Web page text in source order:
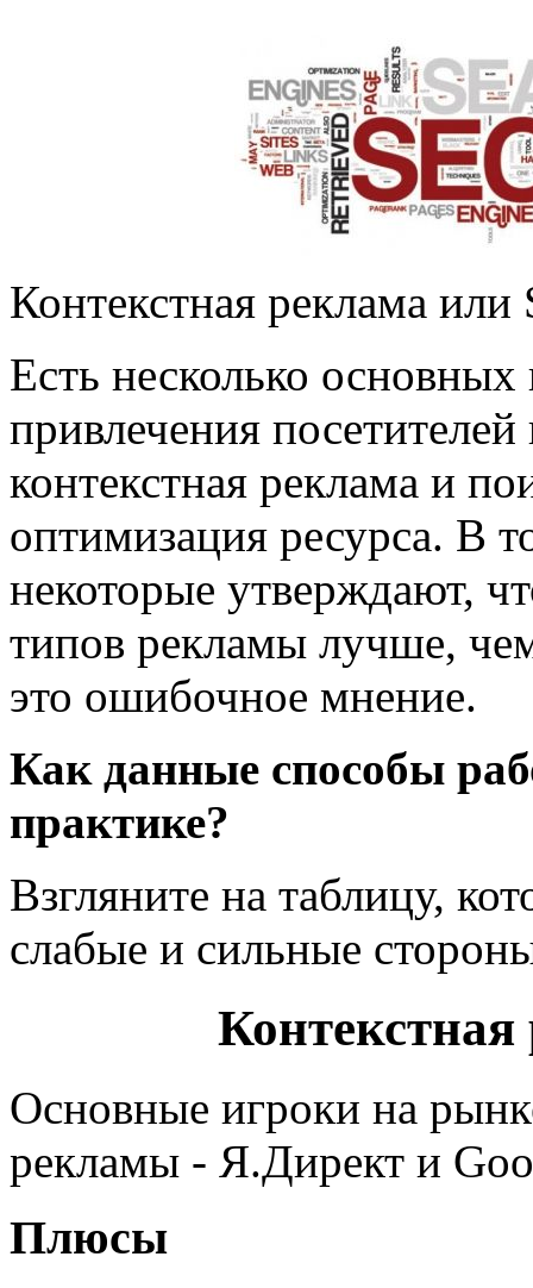
Контекстная реклама или
Есть несколько
привлечения
контекстная реклама и
оптимизация ресурса. В
некоторые утверждают,
типов рекламы лучше,
это ошибочное мнение.
Как данные способы
практике?
Взгляните на таблицу,
слабые и сильные
Основные игроки на
рекламы - Я.Директ и
Плюсы